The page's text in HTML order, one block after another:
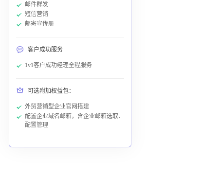
邮件群发
短信营销
邮寄宣传册
客户成功服务
1v1客户成功经理全程服务
可选附加权益包：
外贸营销型企业官网搭建
配置企业域名邮箱，含企业邮箱选取、
配置管理